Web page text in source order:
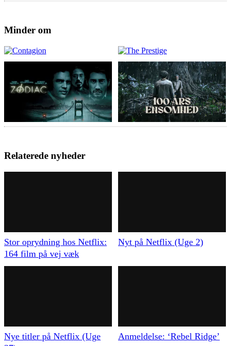
Minder om
Relaterede nyheder
Stor oprydning hos Netflix:
164 film på vej væk
Nyt på Netflix (Uge 2)
Nye titler på Netflix (Uge
Anmeldelse: ‘Rebel Ridge’